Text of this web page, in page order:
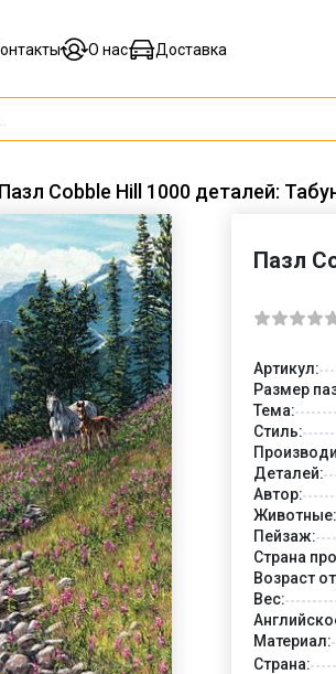
О нас Доставка
Пазл Cobble Hill 1000 деталей:
Пазл
Артикул:
Размер
Тема:
Стиль:
Деталей:
Автор:
Животные:
Пейзаж:
Страна
Возраст
Вес:
Материал:
Страна: